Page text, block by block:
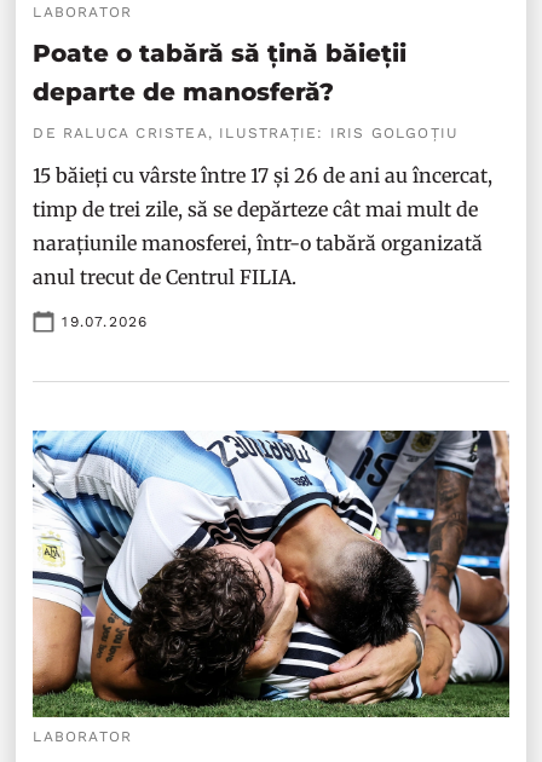
LABORATOR
Poate o tabără să țină băieții
departe de manosferă?
DE RALUCA CRISTEA, ILUSTRAȚIE: IRIS GOLGOȚIU
15 băieți cu vârste între 17 și 26 de ani au încercat,
timp de trei zile, să se depărteze cât mai mult de
narațiunile manosferei, într-o tabără organizată
anul trecut de Centrul FILIA.
19.07.2026
LABORATOR